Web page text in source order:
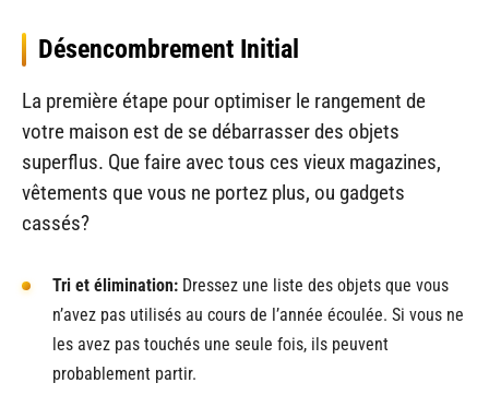
Désencombrement Initial
La première étape pour optimiser le rangement de
votre maison est de se débarrasser des objets
superflus. Que faire avec tous ces vieux magazines,
vêtements que vous ne portez plus, ou gadgets
cassés?
Tri et élimination: Dressez une liste des objets que vous
n’avez pas utilisés au cours de l’année écoulée. Si vous ne
les avez pas touchés une seule fois, ils peuvent
probablement partir.